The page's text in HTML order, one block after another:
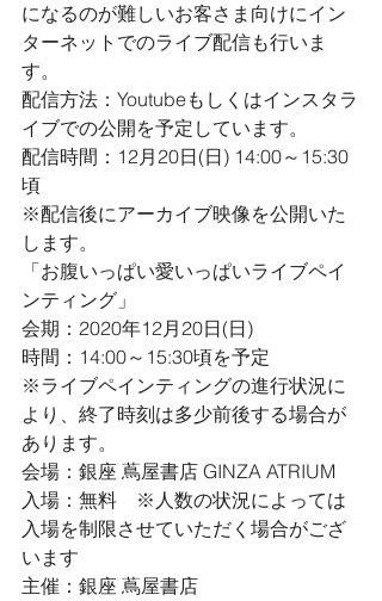
になるのが難しいお客さま向けにイン
ターネットでのライブ配信も行いま
す。
配信方法：Youtubeもしくはインスタラ
イブでの公開を予定しています。
配信時間：12月20日(日) 14:00～15:30
頃
※配信後にアーカイブ映像を公開いた
します。
「お腹いっぱい愛いっぱいライブペイ
ンティング」
会期：2020年12⽉20日(日)
時間：14:00～15:30頃を予定
※ライブペインティングの進行状況に
より、終了時刻は多少前後する場合が
あります。
会場：銀座 蔦屋書店 GINZA ATRIUM
⼊場：無料　※人数の状況によっては
入場を制限させていただく場合がござ
います
主催：銀座 蔦屋書店